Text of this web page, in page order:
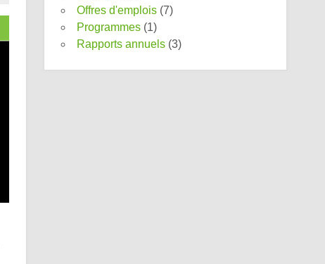
Offres d'emplois (7)
Programmes (1)
Rapports annuels (3)